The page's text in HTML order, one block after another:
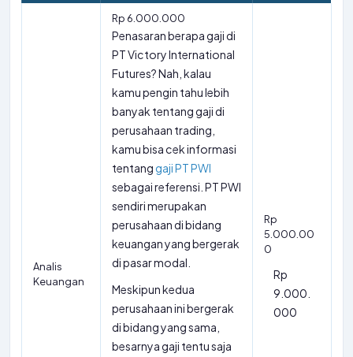
Analis
Keuangan
Rp 6.000.000
Penasaran berapa gaji di
PT Victory International
Futures? Nah, kalau
kamu pengin tahu lebih
banyak tentang gaji di
perusahaan trading,
kamu bisa cek informasi
tentang gaji PT PWI
sebagai referensi. PT PWI
sendiri merupakan
perusahaan di bidang
keuangan yang bergerak
di pasar modal.
Meskipun kedua
perusahaan ini bergerak
di bidang yang sama,
besarnya gaji tentu saja
Rp
5.000.00
0
Rp
9.000.
000